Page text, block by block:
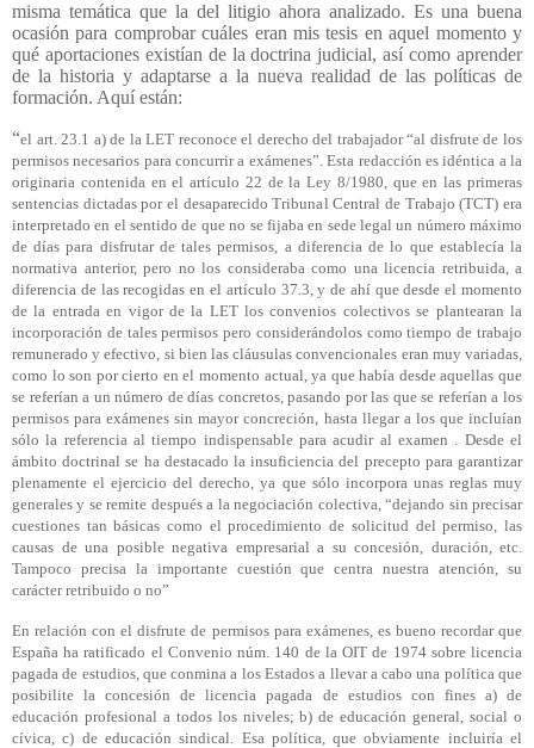
misma temática que la del litigio ahora analizado. Es una buena
ocasión para comprobar cuáles eran mis tesis en aquel momento y
qué aportaciones existían de la doctrina judicial, así como aprender
de la historia y adaptarse a la nueva realidad de las políticas de
formación. Aquí están:
“el art. 23.1 a) de la LET reconoce el derecho del trabajador “al disfrute de los
permisos necesarios para concurrir a exámenes”. Esta redacción es idéntica a la
originaria contenida en el artículo 22 de la Ley 8/1980, que en las primeras
sentencias dictadas por el desaparecido Tribunal Central de Trabajo (TCT) era
interpretado en el sentido de que no se fijaba en sede legal un número máximo
de días para disfrutar de tales permisos, a diferencia de lo que establecía la
normativa anterior, pero no los consideraba como una licencia retribuida, a
diferencia de las recogidas en el artículo 37.3, y de ahí que desde el momento
de la entrada en vigor de la LET los convenios colectivos se plantearan la
incorporación de tales permisos pero considerándolos como tiempo de trabajo
remunerado y efectivo, si bien las cláusulas convencionales eran muy variadas,
como lo son por cierto en el momento actual, ya que había desde aquellas que
se referían a un número de días concretos, pasando por las que se referían a los
permisos para exámenes sin mayor concreción, hasta llegar a los que incluían
sólo la referencia al tiempo indispensable para acudir al examen . Desde el
ámbito doctrinal se ha destacado la insuficiencia del precepto para garantizar
plenamente el ejercicio del derecho, ya que sólo incorpora unas reglas muy
generales y se remite después a la negociación colectiva, “dejando sin precisar
cuestiones tan básicas como el procedimiento de solicitud del permiso, las
causas de una posible negativa empresarial a su concesión, duración, etc.
Tampoco precisa la importante cuestión que centra nuestra atención, su
carácter retribuido o no”
En relación con el disfrute de permisos para exámenes, es bueno recordar que
España ha ratificado el Convenio núm. 140 de la OIT de 1974 sobre licencia
pagada de estudios, que conmina a los Estados a llevar a cabo una política que
posibilite la concesión de licencia pagada de estudios con fines a) de
educación profesional a todos los niveles; b) de educación general, social o
cívica, c) de educación sindical. Esa política, que obviamente incluiría el